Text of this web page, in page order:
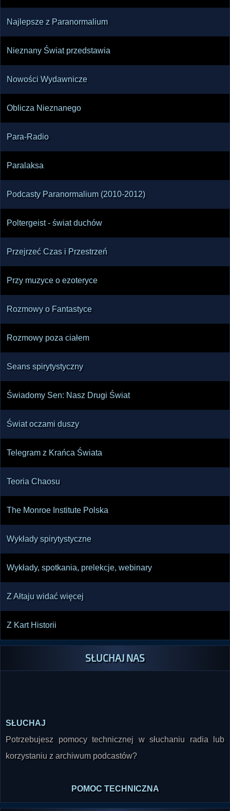
Najlepsze z Paranormalium
Nieznany Świat przedstawia
Nowości Wydawnicze
Oblicza Nieznanego
Para-Radio
Paralaksa
Podcasty Paranormalium (2010-2012)
Poltergeist - świat duchów
Przejrzeć Czas i Przestrzeń
Przy muzyce o ezoteryce
Rozmowy o Fantastyce
Rozmowy poza ciałem
Seans spirytystyczny
Świadomy Sen: Nasz Drugi Świat
Świat oczami duszy
Telegram z Krańca Świata
Teoria Chaosu
The Monroe Institute Polska
Wykłady spirytystyczne
Wykłady, spotkania, prelekcje, webinary
Z Ałtaju widać więcej
Z Kart Historii
SŁUCHAJ NAS
Potrzebujesz pomocy technicznej w słuchaniu radia lub
korzystaniu z archiwum podcastów?
SKONTAKTUJ SIĘ Z NAMI